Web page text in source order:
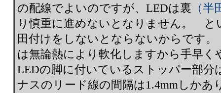
の配線でよいのですが、LEDは裏 （半
り慎重に進めないとなりません。 と
田付けをしないとならないからです
は無論熱により軟化しますから手早
LEDの脚に付いているストッパー部分
ナスのリード線の間隔は1.4mmしか